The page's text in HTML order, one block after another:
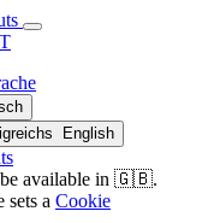
English
be available in 🇬🇧.
sets a Cookie